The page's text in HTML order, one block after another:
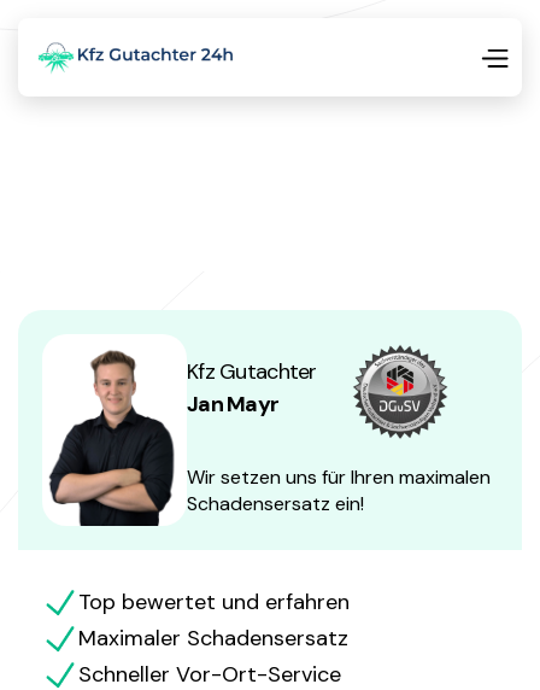
Kfz Gutachter
Jan Mayr
Wir setzen uns für Ihren maximalen
Schadensersatz ein!
Top bewertet und erfahren
Maximaler Schadensersatz
Schneller Vor-Ort-Service